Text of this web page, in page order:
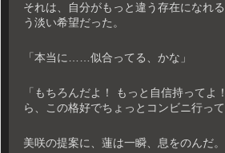
それは、自分がもっと違う存在になれ
う淡い希望だった。
「本当に……似合ってる、かな」
「もちろんだよ！ もっと自信持ってよ
ら、この格好でちょっとコンビニ行って
美咲の提案に、蓮は一瞬、息をのんだ。